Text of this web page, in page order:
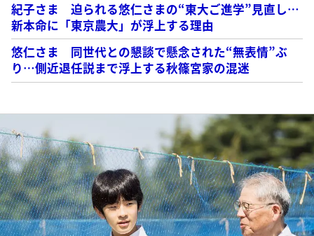
紀子さま 迫られる悠仁さまの“東大ご進学”見直し…
新本命に「東京農大」が浮上する理由
悠仁さま 同世代との懇談で懸念された“無表情”ぶ
り…側近退任説まで浮上する秋篠宮家の混迷